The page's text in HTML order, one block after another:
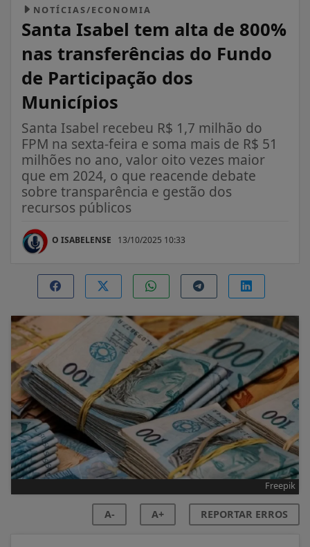
NOTÍCIAS/ECONOMIA
Santa Isabel tem alta de 800%
nas transferências do Fundo
de Participação dos
Municípios
Santa Isabel recebeu R$ 1,7 milhão do
FPM na sexta-feira e soma mais de R$ 51
milhões no ano, valor oito vezes maior
que em 2024, o que reacende debate
sobre transparência e gestão dos
recursos públicos
O ISABELENSE 13/10/2025 10:33
Freepik
A- A+ REPORTAR ERROS